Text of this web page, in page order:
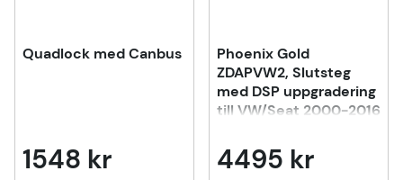
Quadlock med Canbus
1548 kr
Phoenix Gold
ZDAPVW2, Slutsteg
med DSP uppgradering
till VW/Seat 2000-2016
4495 kr